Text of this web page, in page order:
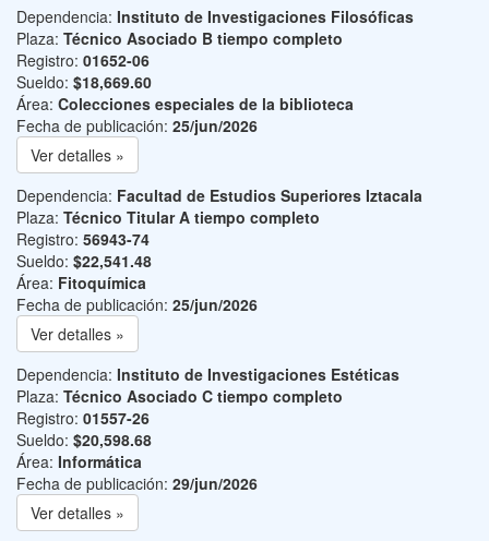
Dependencia: Instituto de Investigaciones Filosóficas
Plaza: Técnico Asociado B tiempo completo
Registro: 01652-06
Sueldo: $18,669.60
Área: Colecciones especiales de la biblioteca
Fecha de publicación: 25/jun/2026
Ver detalles »
Dependencia: Facultad de Estudios Superiores Iztacala
Plaza: Técnico Titular A tiempo completo
Registro: 56943-74
Sueldo: $22,541.48
Área: Fitoquímica
Fecha de publicación: 25/jun/2026
Ver detalles »
Dependencia: Instituto de Investigaciones Estéticas
Plaza: Técnico Asociado C tiempo completo
Registro: 01557-26
Sueldo: $20,598.68
Área: Informática
Fecha de publicación: 29/jun/2026
Ver detalles »